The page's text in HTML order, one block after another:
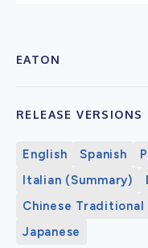
EATON
RELEASE VERSIONS
English Spanish
Italian (Summary)
Chinese Traditional
Japanese